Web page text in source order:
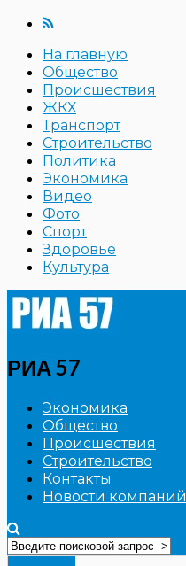
На главную
Общество
Происшествия
ЖКХ
Транспорт
Строительство
Политика
Экономика
Видео
Фото
Спорт
Здоровье
Культура
РИА 57
Экономика
Общество
Происшествия
Строительство
Контакты
Новости компаний